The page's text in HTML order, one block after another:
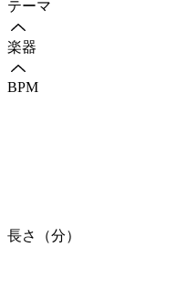
テーマ
楽器
BPM
長さ（分）